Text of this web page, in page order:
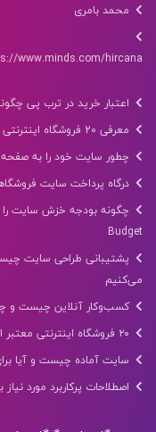
محمد بامری
www.minds.com/hircana
اعتبار خرید در ترب پی
معرفی 20 فروشگاه اینترنتی که میتونیم با ترب پی قسطی ازشون خرید کنیم
چطور سایت خود را به صفحه
درگاه پرداخت سایت
Budget
پشتیبانی طراحی سایت
می‌کنیم
کسب‌وکار آنلاین چیست و
سایت آماده چیست و آیا
اصطلاحات پرکاربرد مورد